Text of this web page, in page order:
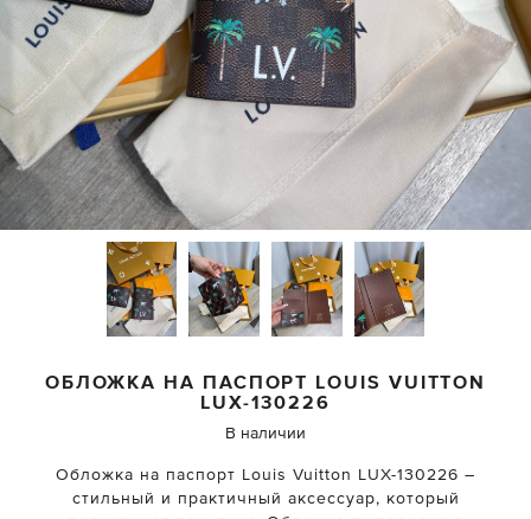
ОБЛОЖКА НА ПАСПОРТ LOUIS VUITTON
LUX-130226
В наличии
Обложка на паспорт Louis Vuitton LUX-130226 –
стильный и практичный аксессуар, который